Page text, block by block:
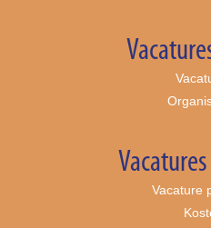
Vacature